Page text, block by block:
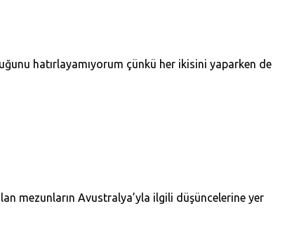
hatırlayamıyorum çünkü her ikisini yaparken de
mezunların Avustralya’yla ilgili düşüncelerine yer